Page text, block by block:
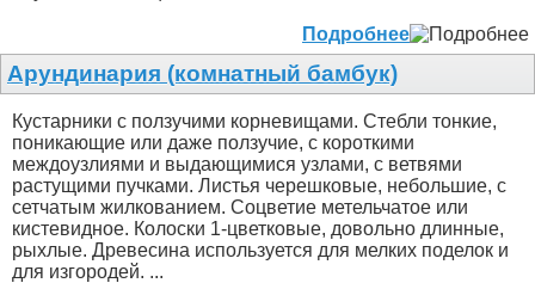
Подробнее
Арундинария (комнатный бамбук)
Кустарники с ползучими корневищами. Стебли тонкие,
поникающие или даже ползучие, с короткими
междоузлиями и выдающимися узлами, с ветвями
растущими пучками. Листья черешковые, небольшие, с
сетчатым жилкованием. Соцветие метельчатое или
кистевидное. Колоски 1-цветковые, довольно длинные,
рыхлые. Древесина используется для мелких поделок и
для изгородей. ...